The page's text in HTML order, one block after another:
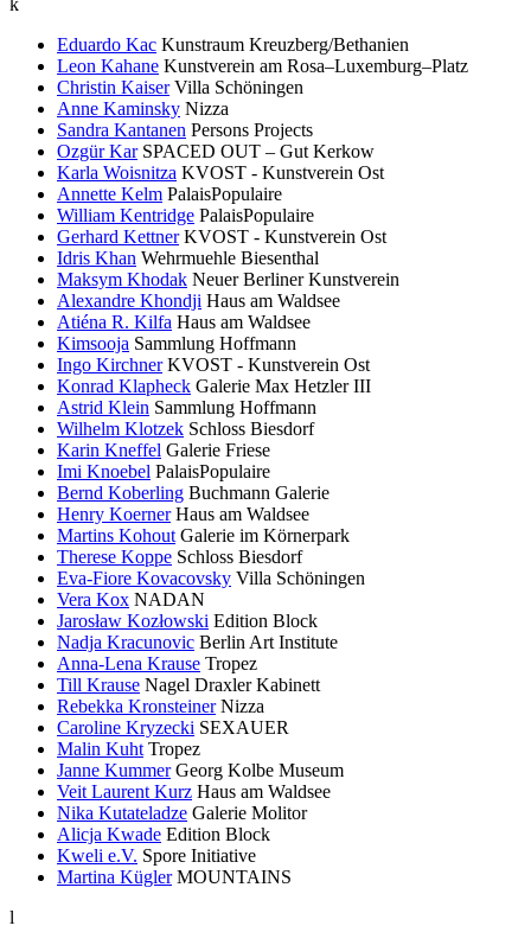
Eduardo Kac Kunstraum Kreuzberg/Bethanien
Leon Kahane Kunstverein am Rosa–Luxemburg–Platz
Christin Kaiser Villa Schöningen
Anne Kaminsky Nizza
Sandra Kantanen Persons Projects
Ozgür Kar SPACED OUT – Gut Kerkow
Karla Woisnitza KVOST - Kunstverein Ost
Annette Kelm PalaisPopulaire
William Kentridge PalaisPopulaire
Gerhard Kettner KVOST - Kunstverein Ost
Idris Khan Wehrmuehle Biesenthal
Maksym Khodak Neuer Berliner Kunstverein
Alexandre Khondji Haus am Waldsee
Atiéna R. Kilfa Haus am Waldsee
Kimsooja Sammlung Hoffmann
Ingo Kirchner KVOST - Kunstverein Ost
Konrad Klapheck Galerie Max Hetzler III
Astrid Klein Sammlung Hoffmann
Wilhelm Klotzek Schloss Biesdorf
Karin Kneffel Galerie Friese
Imi Knoebel PalaisPopulaire
Bernd Koberling Buchmann Galerie
Henry Koerner Haus am Waldsee
Martins Kohout Galerie im Körnerpark
Therese Koppe Schloss Biesdorf
Eva-Fiore Kovacovsky Villa Schöningen
Vera Kox NADAN
Jarosław Kozłowski Edition Block
Nadja Kracunovic Berlin Art Institute
Anna-Lena Krause Tropez
Till Krause Nagel Draxler Kabinett
Rebekka Kronsteiner Nizza
Caroline Kryzecki SEXAUER
Malin Kuht Tropez
Janne Kummer Georg Kolbe Museum
Veit Laurent Kurz Haus am Waldsee
Nika Kutateladze Galerie Molitor
Alicja Kwade Edition Block
Kweli e.V. Spore Initiative
Martina Kügler MOUNTAINS
l